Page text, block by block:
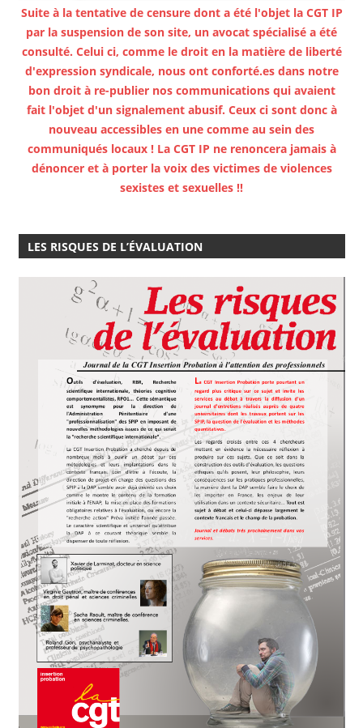
Suite à la tentative de censure dont a été l'objet la CGT IP
par la suspension de son site, un avocat spécialisé a été
consulté. Celui ci, comme le droit en la matière de liberté
d'expression syndicale, nous ont conforté.es dans notre
bon droit à re-publier nos communications qui avaient
fait l'objet d'un signalement abusif. Ceux ci sont donc à
nouveau accessibles en une comme au sein des
communiqués locaux ! La CGT IP ne renoncera jamais à
dénoncer et à porter la voix des victimes de violences
sexistes et sexuelles !!
LES RISQUES DE L’ÉVALUATION